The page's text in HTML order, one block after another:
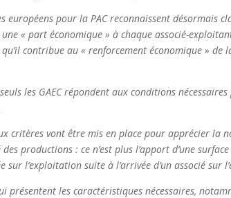
européens pour la PAC reconnaissent désormais
« part économique » à chaque associé-
contribue au « renforcement économique » de
seuls les GAEC répondent aux conditions
critères vont être mis en place pour apprécier la
productions : ce n’est plus l’apport d’une
sur l’exploitation suite à l’arrivée d’un associé sur
présentent les caractéristiques nécessaires,